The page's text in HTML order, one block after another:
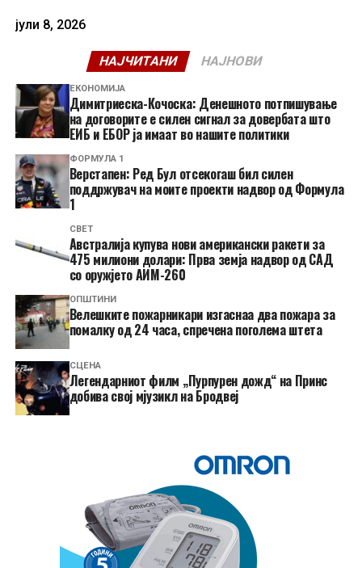
јули 8, 2026
НАЈЧИТАНИ НАЈНОВИ
ЕКОНОМИЈА
Димитриеска-Кочоска: Денешното потпишување
на договорите е силен сигнал за довербата што
ЕИБ и ЕБОР ја имаат во нашите политики
ФОРМУЛА 1
Верстапен: Ред Бул отсекогаш бил силен
поддржувач на моите проекти надвор од Формула
1
СВЕТ
Австралија купува нови американски ракети за
475 милиони долари: Прва земја надвор од САД
со оружјето АИМ-260
ОПШТИНИ
Велешките пожарникари изгаснаа два пожара за
помалку од 24 часа, спречена поголема штета
СЦЕНА
Легендарниот филм „Пурпурен дожд“ на Принс
добива свој мјузикл на Бродвеј